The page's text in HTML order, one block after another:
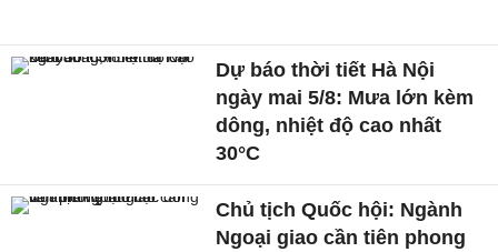
Dự báo thời tiết Hà Nội
ngày mai 5/8: Mưa lớn kèm
dông, nhiệt độ cao nhất
30°C
Chủ tịch Quốc hội: Ngành
Ngoại giao cần tiên phong